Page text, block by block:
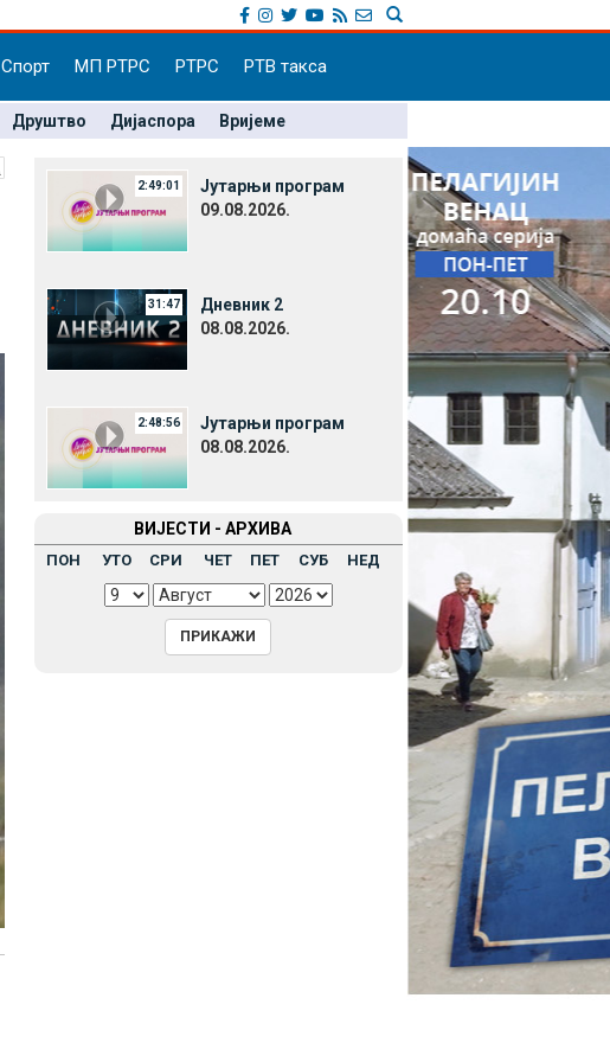
Спорт МП РТРС РТРС РТВ такса
Друштво Дијаспора Вријеме
2:49:01
Јутарњи програм
09.08.2026.
31:47
Дневник 2
08.08.2026.
2:48:56
Јутарњи програм
08.08.2026.
ВИЈЕСТИ - АРХИВА
ПОН УТО СРИ ЧЕТ ПЕТ СУБ НЕД